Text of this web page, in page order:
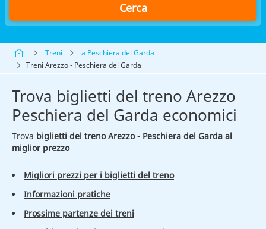
Cerca
Treni
a Peschiera del Garda
Treni Arezzo - Peschiera del Garda
Trova biglietti del treno Arezzo
Peschiera del Garda economici
Trova biglietti del treno Arezzo - Peschiera del Garda al
miglior prezzo
Migliori prezzi per i biglietti del treno
Informazioni pratiche
Prossime partenze dei treni